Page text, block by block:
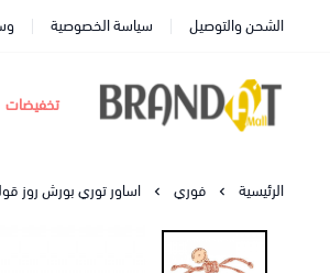
الشحن والتوصيل سياسة الخصوصية
براندات مول تخفيضات
الرئيسية فوري اساور توري بورش روز